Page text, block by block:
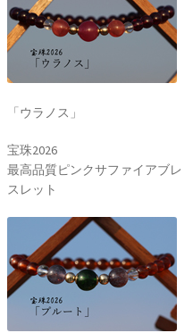
「ウラノス」
宝珠2026
最高品質ピンクサファイアブレ
スレット